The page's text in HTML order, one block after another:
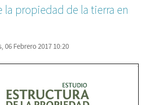
la propiedad de la tierra en
Febrero 2017 10:20